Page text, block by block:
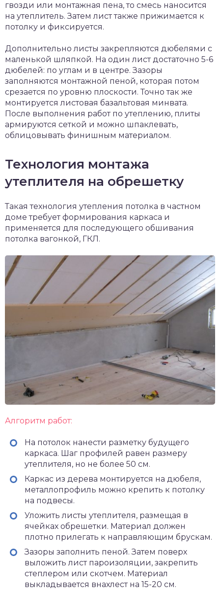
гвозди или монтажная пена, то смесь наносится
на утеплитель. Затем лист также прижимается к
потолку и фиксируется.
Дополнительно листы закрепляются дюбелями с
маленькой шляпкой. На один лист достаточно 5-6
дюбелей: по углам и в центре. Зазоры
заполняются монтажной пеной, которая потом
срезается по уровню плоскости. Точно так же
монтируется листовая базальтовая минвата.
После выполнения работ по утеплению, плиты
армируются сеткой и можно шпаклевать,
облицовывать финишным материалом.
Технология монтажа
утеплителя на обрешетку
Такая технология утепления потолка в частном
доме требует формирования каркаса и
применяется для последующего обшивания
потолка вагонкой, ГКЛ.
Алгоритм работ:
На потолок нанести разметку будущего
каркаса. Шаг профилей равен размеру
утеплителя, но не более 50 см.
Каркас из дерева монтируется на дюбеля,
металлопрофиль можно крепить к потолку
на подвесы.
Уложить листы утеплителя, размещая в
ячейках обрешетки. Материал должен
плотно прилегать к направляющим брускам.
Зазоры заполнить пеной. Затем поверх
выложить лист пароизоляции, закрепить
степлером или скотчем. Материал
выкладывается внахлест на 15-20 см.